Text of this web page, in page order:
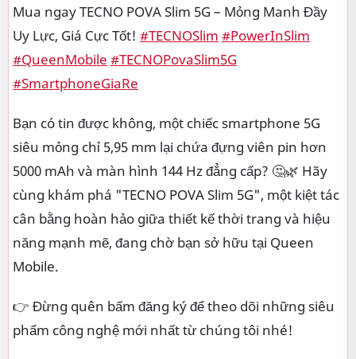
Mua ngay TECNO POVA Slim 5G – Mỏng Manh Đầy
Uy Lực, Giá Cực Tốt! #TECNOSlim #PowerInSlim
#QueenMobile #TECNOPovaSlim5G
#SmartphoneGiaRe
Bạn có tin được không, một chiếc smartphone 5G
siêu mỏng chỉ 5,95 mm lại chứa đựng viên pin hơn
5000 mAh và màn hình 144 Hz đẳng cấp? 🤔🌿 Hãy
cùng khám phá "TECNO POVA Slim 5G", một kiệt tác
cân bằng hoàn hảo giữa thiết kế thời trang và hiệu
năng mạnh mẽ, đang chờ bạn sở hữu tại Queen
Mobile.
👉 Đừng quên bấm đăng ký để theo dõi những siêu
phẩm công nghệ mới nhất từ chúng tôi nhé!